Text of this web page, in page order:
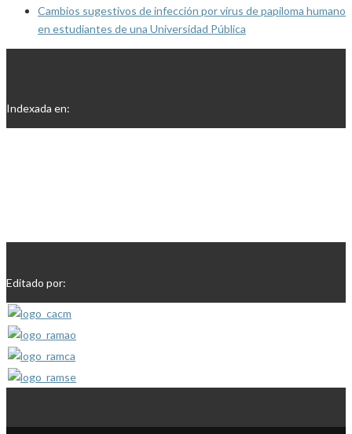
Cambios sugestivos de infección por virus de papiloma humano
en estudiantes de una Universidad Pública
Indexada en:
Editado por: